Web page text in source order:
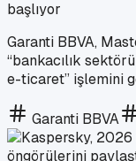
başlıyor
Garanti BBVA,
“bankacılık
e-ticaret” işlemini
Garanti BBVA